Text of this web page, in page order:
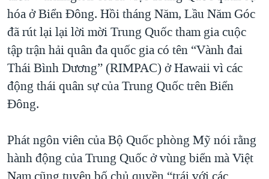
hóa ở Biển Đông. Hồi tháng Năm, Lầu Năm Góc
đã rút lại lại lời mời Trung Quốc tham gia cuộc
tập trận hải quân đa quốc gia có tên “Vành đai
Thái Bình Dương” (RIMPAC) ở Hawaii vì các
động thái quân sự của Trung Quốc trên Biển
Đông.
Phát ngôn viên của Bộ Quốc phòng Mỹ nói rằng
hành động của Trung Quốc ở vùng biển mà Việt